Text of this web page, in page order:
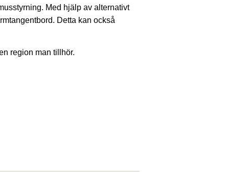
Med hjälp av alternativt
Detta kan också
region man tillhör.